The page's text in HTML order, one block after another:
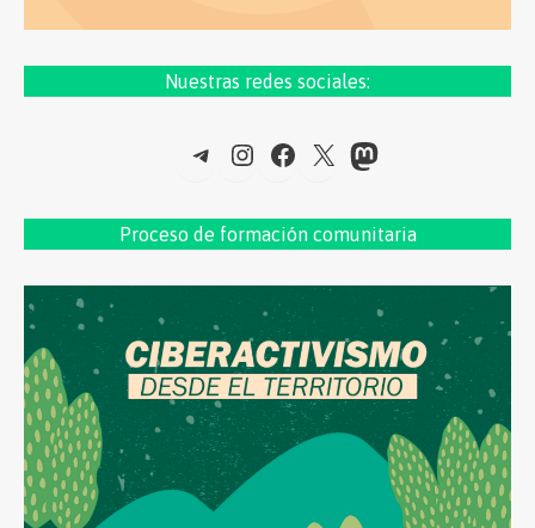
Nuestras redes sociales:
Telegram
Instagram
Facebook
X Mastodon
Proceso de formación comunitaria